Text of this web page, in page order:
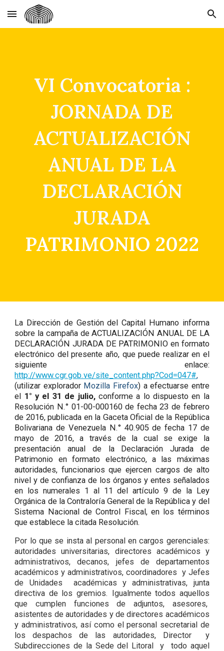
Skip to main content Skip to navigation
VI Convocatoria :
JORNADA DE
ACTUALIZACIÓN
ANUAL DE LA
DECLARACIÓN
JURADA
PATRIMONIO 2022
La Dirección de Gestión del Capital Humano informa
sobre la campaña de ACTUALIZACIÓN ANUAL DE LA
DECLARACIÓN JURADA DE PATRIMONIO en formato
electrónico del presente año, que puede realizar en el
siguiente enlace:
http://www.cgr.gob.ve/site_content.php?Cod=047#,
(utilizar explorador Mozilla Firefox) a efectuarse entre
el 1° y el 31 de julio,conforme a lo dispuesto en la
Resolución N.° 01-00-000160 de fecha 23 de febrero
de 2016, publicada en la Gaceta Oficial de la República
Bolivariana de Venezuela N.° 40.905 de fecha 17 de
mayo de 2016, a través de la cual se exige la
presentación anual de la Declaración Jurada de
Patrimonio en formato electrónico, a las máximas
autoridades, funcionarios que ejercen cargos de alto
nivel y de confianza de los órganos y entes señalados
en los numerales 1 al 11 del artículo 9 de la Ley
Orgánica de la Contraloría General de la República y del
Sistema Nacional de Control Fiscal, en los términos
que establece la citada Resolución.
Por lo que se insta al personal en cargos gerenciales:
autoridades universitarias, directores académicos y
administrativos, decanos, jefes de departamentos
académicos y administrativos, coordinadores y Jefes
de Unidades académicas y administrativas, junta
directiva de los gremios. Igualmente todos aquellos
que cumplen funciones de adjuntos, asesores,
asistentes de autoridades y de directores académicos
y administrativos, así como el personal secretarial de
los despachos de las autoridades, Director y
Subdirecciones de la Sede del Litoral y todo aquel